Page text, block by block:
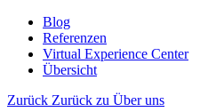
Blog
Referenzen
Virtual Experience Center
Übersicht
Zurück Zurück zu Über uns